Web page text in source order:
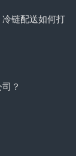
链配送如何打
？